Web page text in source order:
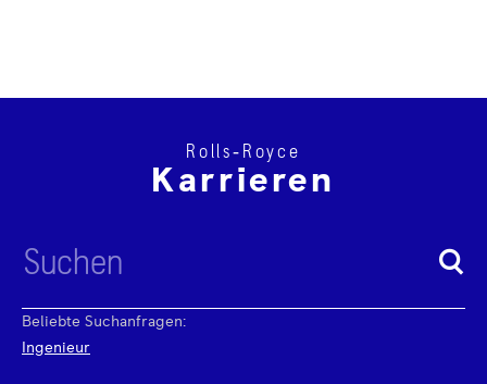
Rolls‑Royce
Karrieren
Beliebte Suchanfragen:
Ingenieur